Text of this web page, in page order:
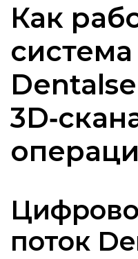
Как
система
поток